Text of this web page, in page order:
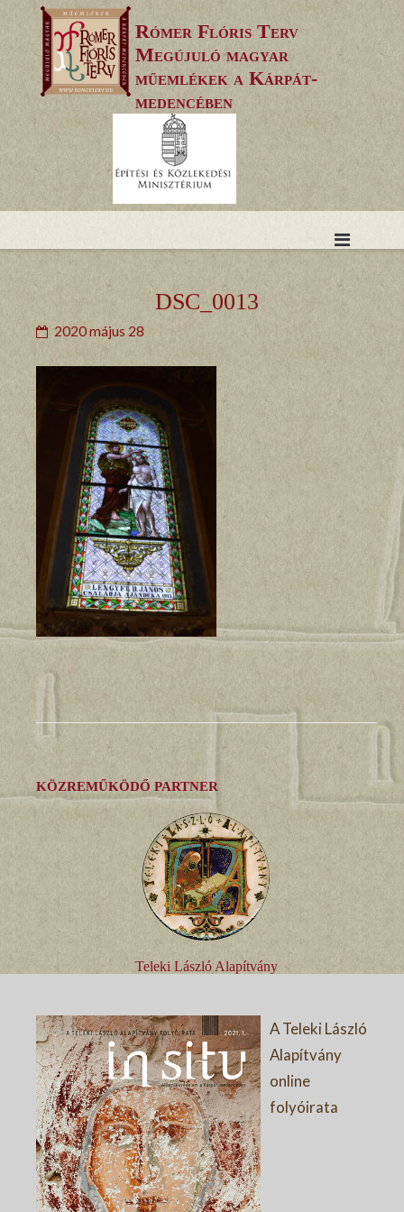
to
content
Rómer Flóris Terv
Megújuló magyar
műemlékek a Kárpát-
medencében
DSC_0013
2020 május 28
KÖZREMŰKÖDŐ PARTNER
Teleki László Alapítvány
A Teleki László
Alapítvány
online
folyóirata